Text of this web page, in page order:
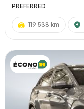
PREFERRED
119 538 km